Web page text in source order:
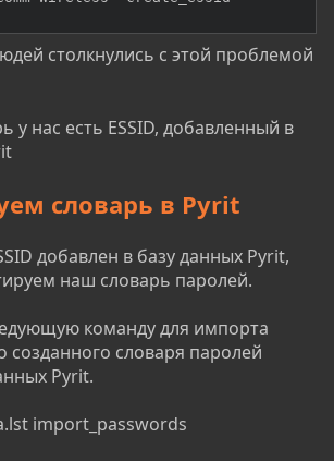
столкнулись с этой проблемой
у нас есть ESSID, добавленный в
словарь в Pyrit
добавлен в базу данных Pyrit,
наш словарь паролей.
команду для импорта
созданного словаря паролей
Pyrit.
import_passwords